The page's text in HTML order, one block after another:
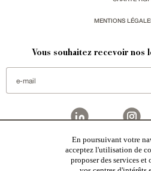
MENTIONS
Vous souhaitez recevoir nos
Patrice Besse est une agence immobilière basée à
dans la vente de bâtiments de caractère:
appartements,Architecture du 20ème
mas & corps de ferme,maisons
En poursuivant votre
acceptez l'utilisation de
proposer des services et